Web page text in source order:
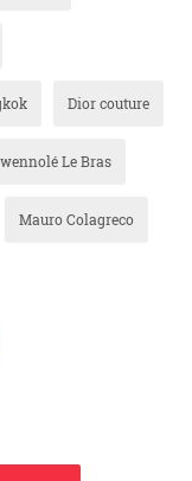
Dior couture
Le Bras
Mauro Colagreco